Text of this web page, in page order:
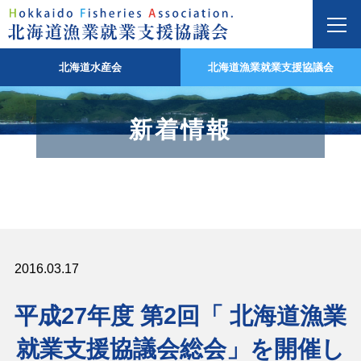
北海道水産会 北海道漁業就業支援協議会
新着情報
2016.03.17
平成27年度 第2回「 北海道漁業
就業支援協議会総会」を開催し